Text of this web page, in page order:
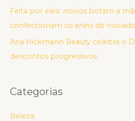
Feita por eles: noivos botam a
confeccionam os anéis de
Ana Hickmann Beauty celebra o
descontos progressivos
Categorias
Beleza